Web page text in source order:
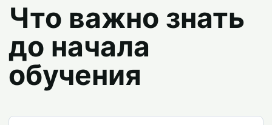
Что важно знать
до начала
обучения